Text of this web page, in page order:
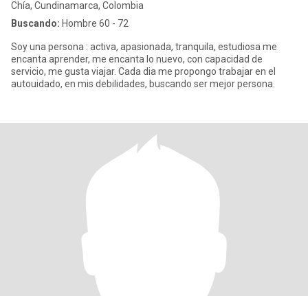
Chía, Cundinamarca, Colombia
Buscando: Hombre 60 - 72
Soy una persona : activa, apasionada, tranquila, estudiosa me
encanta aprender, me encanta lo nuevo, con capacidad de
servicio, me gusta viajar. Cada dia me propongo trabajar en el
autouidado, en mis debilidades, buscando ser mejor persona.